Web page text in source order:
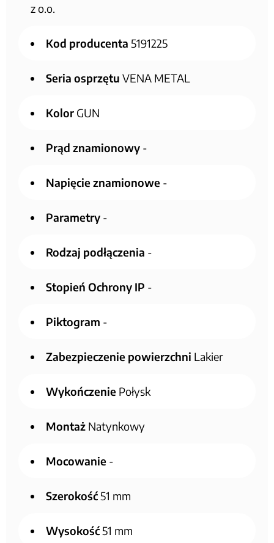
z o.o.
Kod producenta 5191225
Seria osprzętu VENA METAL
Kolor GUN
Prąd znamionowy -
Napięcie znamionowe -
Parametry -
Rodzaj podłączenia -
Stopień Ochrony IP -
Piktogram -
Zabezpieczenie powierzchni Lakier
Wykończenie Połysk
Montaż Natynkowy
Mocowanie -
Szerokość 51 mm
Wysokość 51 mm